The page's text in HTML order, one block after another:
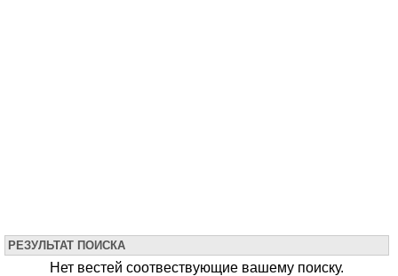
РЕЗУЛЬТАТ ПОИСКА
Нет вестей соотвествующие вашему поиску.